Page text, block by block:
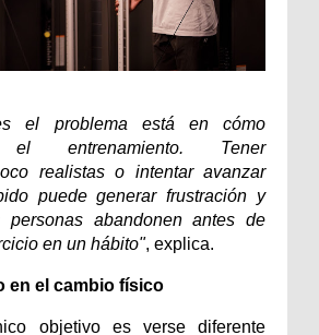
el problema está en cómo
el entrenamiento. Tener
realistas o intentar avanzar
puede generar frustración y
abandonen antes de
en un hábito", explica.
en el cambio físico
objetivo es verse diferente